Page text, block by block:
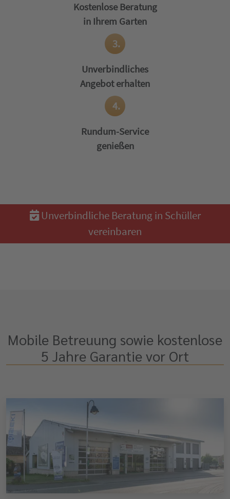
Kostenlose Beratung
in Ihrem Garten
3.
Unverbindliches
Angebot erhalten
4.
Rundum-Service
genießen
Unverbindliche Beratung in Schüller
vereinbaren
Mobile Betreuung sowie kostenlose
5 Jahre Garantie vor Ort